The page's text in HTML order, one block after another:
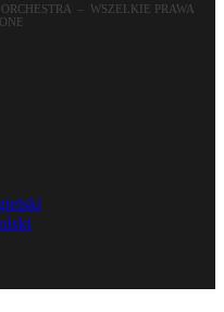
– WSZELKIE PRAWA